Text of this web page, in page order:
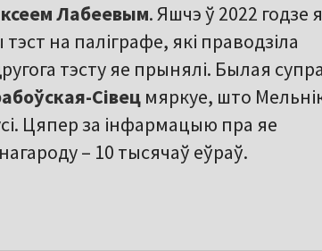
Лабеевым. Яшчэ ў 2022 годзе
на паліграфе, які праводзіла
тэсту яе прынялі. Былая
Сівец мяркуе, што
Цяпер за інфармацыю пра яе
– 10 тысячаў еўраў.